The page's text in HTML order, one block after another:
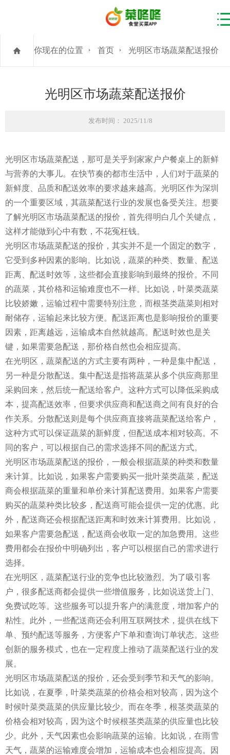
你现在的位置 首页 光明区市场蔬菜配送报价
光明区市场蔬菜配送报价
发布时间： 2025/11/8
光明区市场蔬菜配送，那可是关乎到家家户户餐桌上的新鲜
与营养的大事儿。在快节奏的都市生活中，人们对于蔬菜的
新鲜度、品质和配送效率的要求越来越高。光明区作为深圳
的一个重要区域，其蔬菜配送行业的发展也备受关注。想要
了解光明区市场蔬菜配送的报价，首先得明白几个关键点，
这样才能做到心中有数，不花冤枉钱。
光明区市场蔬菜配送的报价，其实并不是一个固定的数字，
它受到多种因素的影响。比如说，蔬菜的种类、数量、配送
距离、配送时效等，这些都会直接影响到最终的报价。不同
的蔬菜，其价格和运输难度也不一样。比如说，叶菜类蔬菜
比较娇嫩，运输过程中需要特别注意，而根茎类蔬菜则相对
耐储存，运输起来比较方便。配送距离也是影响报价的重要
因素，距离越远，运输成本自然就越高。配送时效也是关
键，如果需要急配送，那价格自然也会相应提高。
在光明区，蔬菜配送的方式主要有两种，一种是集中配送，
另一种是分散配送。集中配送是指将蔬菜从多个供应商那里
采购回来，然后统一配送给客户。这种方式可以降低采购成
本，提高配送效率，但要求供应商和配送商之间有良好的合
作关系。分散配送则是每个供应商直接将蔬菜配送给客户，
这种方式可以保证蔬菜的新鲜度，但配送成本相对较高。不
同的客户，可以根据自己的需求选择不同的配送方式。
光明区市场蔬菜配送的报价，一般会根据蔬菜的种类和数量
来计算。比如说，如果客户需要购买一批叶菜类蔬菜，配送
商会根据蔬菜的重量和单价来计算配送费用。如果客户需要
购买的蔬菜种类比较多，配送商可能会提供一定的优惠。此
外，配送商还会根据配送距离和时效来计算费用。比如说，
如果客户需要急配送，配送商会收取一定的加急费用。这些
费用都会在报价中明确列出，客户可以根据自己的需求进行
选择。
在光明区，蔬菜配送行业的竞争也比较激烈。为了吸引客
户，很多配送商都会提供一些增值服务，比如说送货上门、
免费试吃等。这些服务可以提升客户的满意度，增加客户的
粘性。此外，一些配送商还会利用互联网技术，提供在线下
单、预约配送等服务，方便客户下单和查询订单状态。这些
创新的服务模式，也在一定程度上推动了蔬菜配送行业的发
展。
光明区市场蔬菜配送的报价，还会受到季节和天气的影响。
比如说，在夏季，叶菜类蔬菜的价格会相对较高，因为这个
时候叶菜类蔬菜的供应量比较少。而在冬季，根茎类蔬菜的
价格会相对较高，因为这个时候根茎类蔬菜的供应量也比较
少。此外，天气因素也会影响蔬菜的运输。比如说，在雨雪
天气，蔬菜的运输难度会增加，运输成本也会相应提高。因